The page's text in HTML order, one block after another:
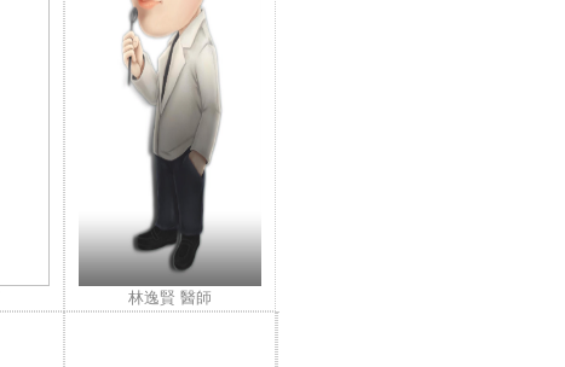
林逸賢 醫師